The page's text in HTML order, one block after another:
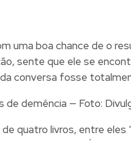
uma boa chance de o
sente que ele se
da conversa fosse
de demência — Foto:
quatro livros, entre eles